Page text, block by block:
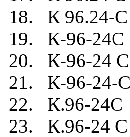
18. К 96.24-C
19. К-96-24C
20. К-96-24 C
21. К-96-24-C
22. К.96-24C
23. К.96-24 C